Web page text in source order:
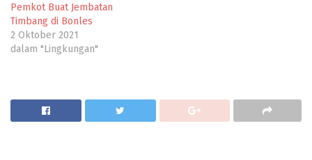
Pemkot Buat Jembatan
Timbang di Bonles
2 Oktober 2021
dalam "Lingkungan"